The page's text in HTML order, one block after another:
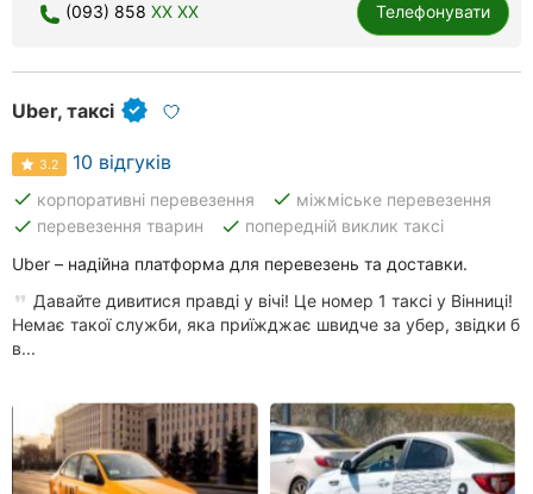
(093) 858 XX XX Телефонувати
Uber, таксі
3.2 10 відгуків
done корпоративні перевезення done міжміське перевезення
done перевезення тварин done попередній виклик таксі
Uber – надійна платформа для перевезень та доставки.
Давайте дивитися правді у вічі! Це номер 1 таксі у Вінниці!
Немає такої служби, яка приїжджає швидче за убер, звідки б
в...